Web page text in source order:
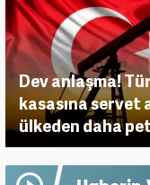
Dev anlaşma!
kasasına servet
ülkeden daha